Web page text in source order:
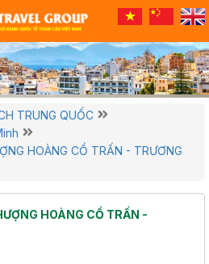
TRUNG QUỐC
HOÀNG CỔ TRẤN - TRƯƠNG
HOÀNG CỔ TRẤN -